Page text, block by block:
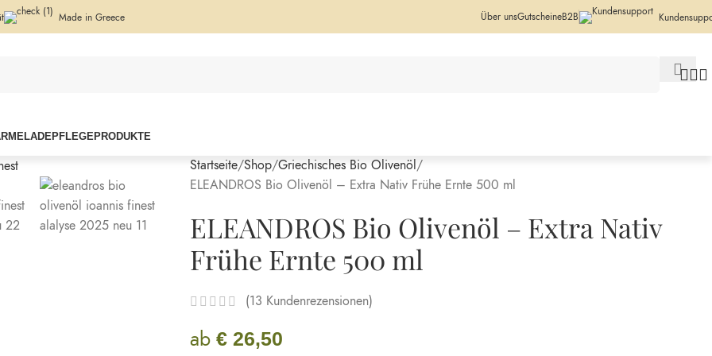
Made in Greece Über unsGutscheineB2B
PFLEGEPRODUKTE
Startseite Shop Griechisches Bio Olivenöl
ELEANDROS Bio Olivenöl – Extra Nativ Frühe Ernte 500 ml
ELEANDROS Bio Olivenöl – Extra Nativ
Frühe Ernte 500 ml
(13 Kundenrezensionen)
ab € 26,50